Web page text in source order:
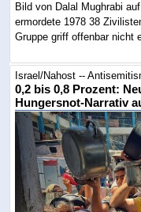
Bild von Dalal Mughrabi
ermordete 1978 38
Gruppe griff offenbar nicht
Israel/Nahost --
0,2 bis 0,8 Prozent:
Hungersnot-Narrativ